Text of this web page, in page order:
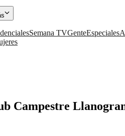
Semana TVGenteEspeciales
Campestre